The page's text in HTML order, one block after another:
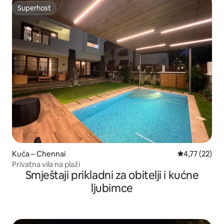
Superhost
Superhost
Kuća – Chennai Prosječna
4,77 (22)
Privatna vila na plaži
Smještaji prikladni za obitelji i kućne
ljubimce